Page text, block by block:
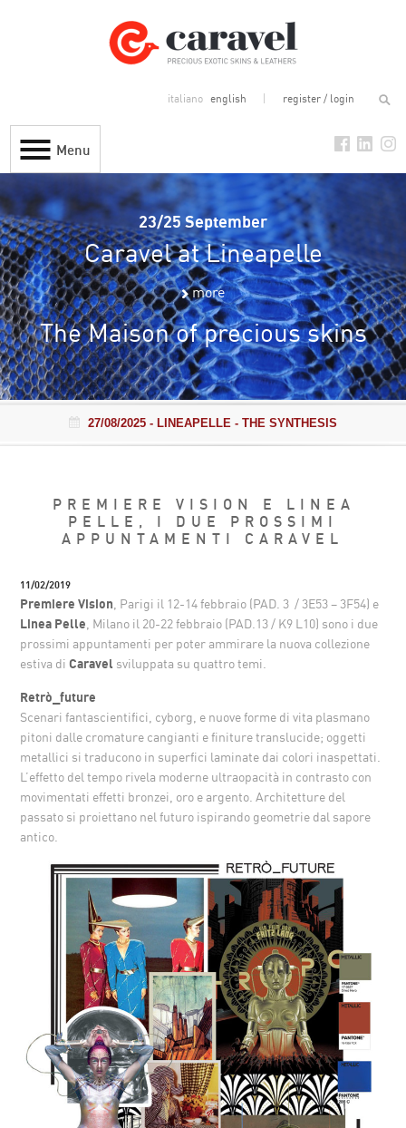
italiano english register / login
Menu
23/25 September
Caravel at Lineapelle
more
The Maison of precious skins
27/08/2025 - LINEAPELLE - THE SYNTHESIS
PREMIERE VISION E LINEA
PELLE, I DUE PROSSIMI
APPUNTAMENTI CARAVEL
11/02/2019
Premiere Vision , Parigi il 12-14 febbraio (PAD. 3 / 3E53 – 3F54) e
Linea Pelle , Milano il 20-22 febbraio (PAD.13 / K9 L10) sono i due
prossimi appuntamenti per poter ammirare la nuova collezione
estiva diCaravel sviluppata su quattro temi.
Retrò_future
Scenari fantascientifici, cyborg, e nuove forme di vita plasmano
pitoni dalle cromature cangianti e finiture translucide; oggetti
metallici si traducono in superfici laminate dai colori inaspettati.
L’effetto del tempo rivela moderne ultraopacità in contrasto con
movimentati effetti bronzei, oro e argento. Architetture del
passato si proiettano nel futuro ispirando geometrie dal sapore
antico.